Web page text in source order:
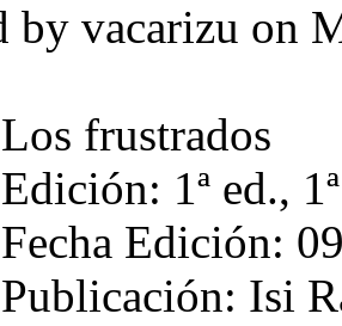
by vacarizu on
Los frustrados
Edición: 1ª ed.,
Fecha Edición:
Publicación: Isi